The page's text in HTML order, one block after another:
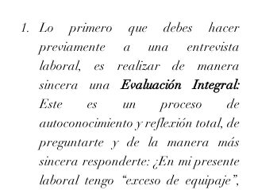
Lo primero que debes hacer
previamente a una entrevista
laboral, es realizar de manera
sincera una
Este es un proceso de
autoconocimiento y reflexión total, de
preguntarte y de la manera más
sincera responderte: ¿En mi presente
laboral tengo “exceso de equipaje”,